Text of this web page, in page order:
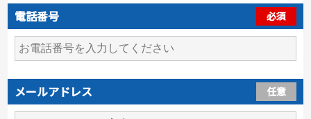
電話番号 必須
メールアドレス 任意